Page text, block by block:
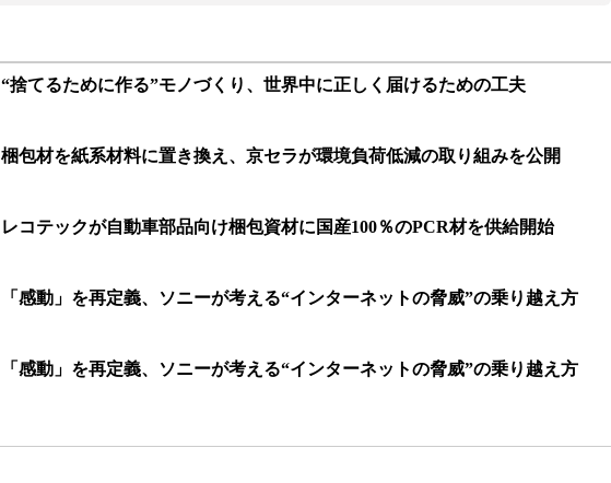
“捨てるために作る”モノづくり、世界中に正しく届けるための工夫
梱包材を紙系材料に置き換え、京セラが環境負荷低減の取り組みを公開
レコテックが自動車部品向け梱包資材に国産100％のPCR材を供給開始
「感動」を再定義、ソニーが考える“インターネットの脅威”の乗り越え方
「感動」を再定義、ソニーが考える“インターネットの脅威”の乗り越え方